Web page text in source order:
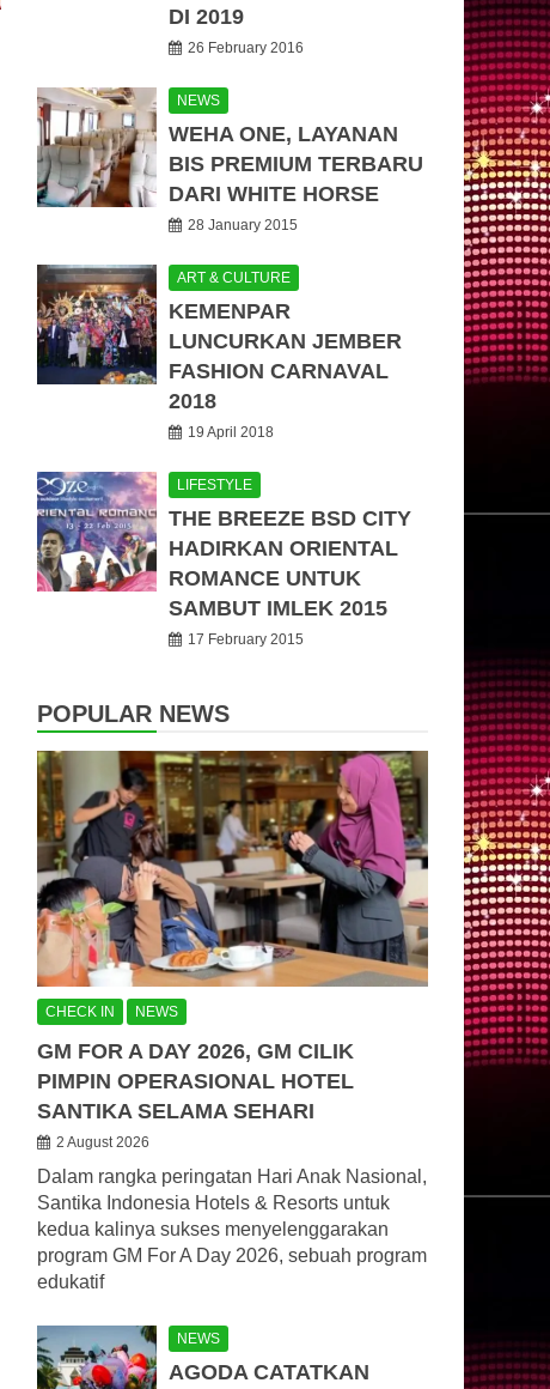
DI 2019
26 February 2016
NEWS
WEHA ONE, LAYANAN
BIS PREMIUM TERBARU
DARI WHITE HORSE
28 January 2015
ART & CULTURE
KEMENPAR
LUNCURKAN JEMBER
FASHION CARNAVAL
2018
19 April 2018
LIFESTYLE
THE BREEZE BSD CITY
HADIRKAN ORIENTAL
ROMANCE UNTUK
SAMBUT IMLEK 2015
17 February 2015
POPULAR NEWS
CHECK IN NEWS
GM FOR A DAY 2026, GM CILIK
PIMPIN OPERASIONAL HOTEL
SANTIKA SELAMA SEHARI
2 August 2026
Dalam rangka peringatan Hari Anak Nasional,
Santika Indonesia Hotels & Resorts untuk
kedua kalinya sukses menyelenggarakan
program GM For A Day 2026, sebuah program
edukatif
NEWS
AGODA CATATKAN